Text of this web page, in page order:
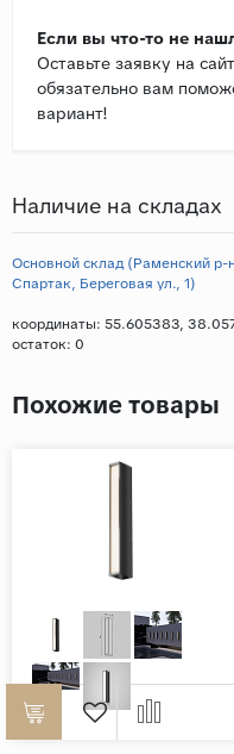
Если вы что-то не
Оставьте заявку на
обязательно вам
вариант!
Наличие на складах
Основной склад (Раменский р-
Спартак, Береговая ул., 1)
координаты: 55.605383,
остаток: 0
Похожие товары